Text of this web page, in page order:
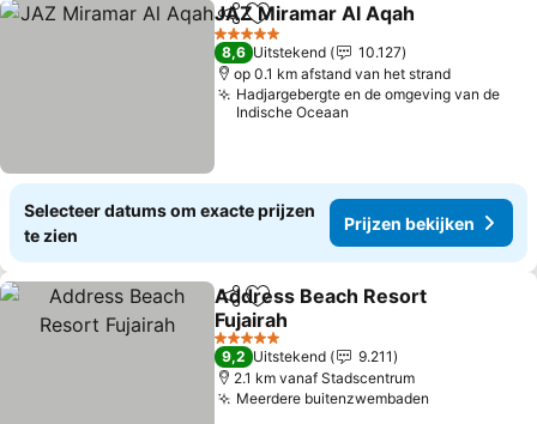
DelenToevoegen aan favorieten
JAZ Miramar Al Aqah
5 Sterren
8,6 Uitstekend
10.127
op 0.1 km afstand van het strand
Hadjargebergte en de omgeving van de
Indische Oceaan
Selecteer datums om exacte prijzen
te zien
Prijzen bekijken
DelenToevoegen aan favorieten
Address Beach Resort
Fujairah
Prijzen bekijken
5 Sterren
9,2 Uitstekend
9.211
2.1 km vanaf Stadscentrum
Meerdere buitenzwembaden